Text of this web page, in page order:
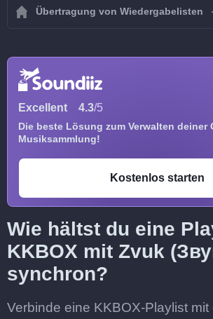
Übertragung von Wiedergabelisten
Excellent 4.3/5
Die beste Lösung zum Verwalten deiner
Musiksammlung!
Kostenlos starten
Wie hältst du eine
KKBOX mit Zvuk
synchron?
Verbinde eine KKBOX-Playlist mit